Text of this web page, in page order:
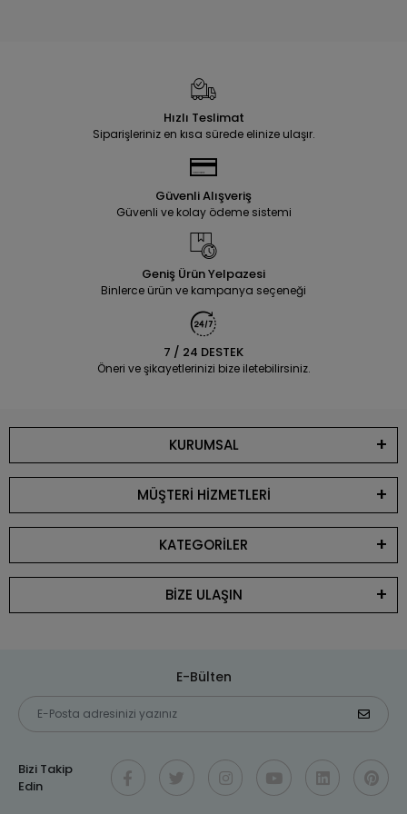
Hızlı Teslimat
Siparişleriniz en kısa sürede elinize ulaşır.
Güvenli Alışveriş
Güvenli ve kolay ödeme sistemi
Geniş Ürün Yelpazesi
Binlerce ürün ve kampanya seçeneği
7 / 24 DESTEK
Öneri ve şikayetlerinizi bize iletebilirsiniz.
KURUMSAL
MÜŞTERİ HİZMETLERİ
KATEGORİLER
BİZE ULAŞIN
E-Bülten
Bizi Takip
Edin